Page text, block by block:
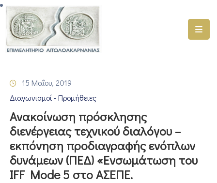
ΑΡΧΙΚΗ
ΓΕΜΗ
–
ΠΡΟΓΡΑΜΜΑΤΑ
ΕΠΙΜΕΛΗΤΗΡΙΟΥ
ΣΥΜΜΕΤΟΧΗ
ΣΕ
15 Μαΐου, 2019
Διαγωνισμοί - Προμήθειες
Ανακοίνωση πρόσκλησης
διενέργειας τεχνικού διαλόγου –
εκπόνηση προδιαγραφής ενόπλων
δυνάμεων (ΠΕΔ) «Ενσωμάτωση του
IFF Mode 5 στο ΑΣΕΠΕ.